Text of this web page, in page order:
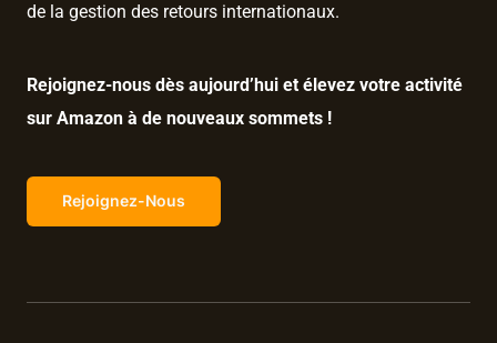
de la gestion des retours internationaux.
Rejoignez-nous dès aujourd’hui et élevez votre activité
sur Amazon à de nouveaux sommets !
Rejoignez-Nous